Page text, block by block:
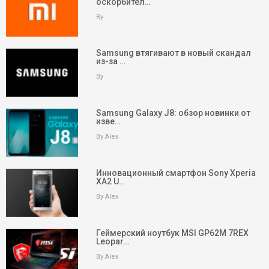
By
Samsung втягивают в новый скандал
из-за …
By
Samsung Galaxy J8: обзор новинки от
изве…
By Alex
Инновационный смартфон Sony Xperia
XA2 U…
By Alex
Геймерский ноутбук MSI GP62M 7REX
Leopar…
By Alex
На главную